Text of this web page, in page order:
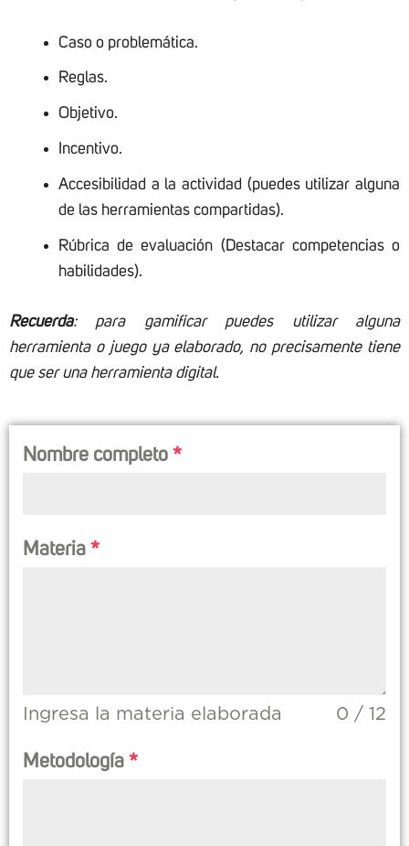
Caso o problemática.
Reglas.
Objetivo.
Incentivo.
Accesibilidad a la actividad (puedes utilizar alguna
de las herramientas compartidas).
Rúbrica de evaluación (Destacar competencias o
habilidades).
Recuerda: para gamificar puedes utilizar alguna
herramienta o juego ya elaborado, no precisamente tiene
que ser una herramienta digital.
Nombre completo *
Materia *
Ingresa la materia elaborada 0 / 12
Metodología *